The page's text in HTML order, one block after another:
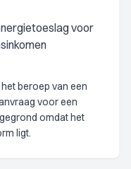
voor
beroep van een
voor een
omdat het
ligt.